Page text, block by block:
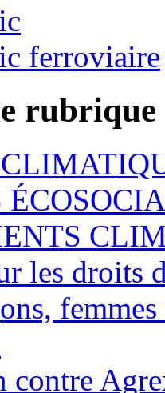
ferroviaire
rubrique
les droits